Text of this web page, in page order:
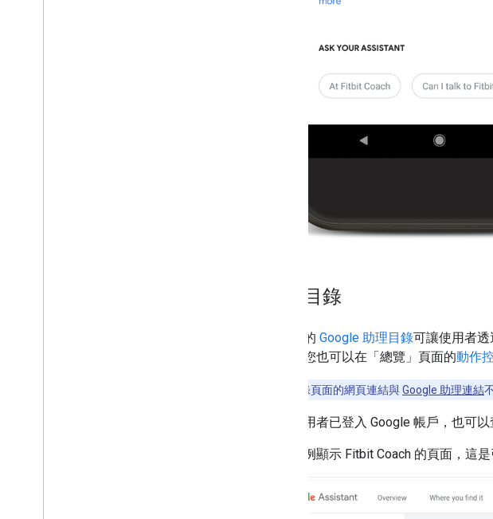
網站目錄
網路上的 Google 助理目錄可讓使用者
連結。您也可以在「總覽」 頁面的動作
目錄頁面的網頁連結與Google 助理連結
如果使用者已登入 Google 帳戶，也可以
下列範例顯示 Fitbit Coach 的頁面，這